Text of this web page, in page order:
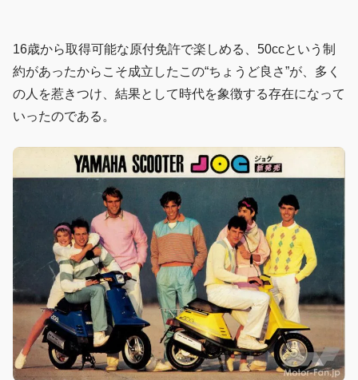
16歳から取得可能な原付免許で楽しめる、50ccという制
約があったからこそ成立したこの“ちょうど良さ”が、多く
の人を惹きつけ、結果として時代を象徴する存在になって
いったのである。